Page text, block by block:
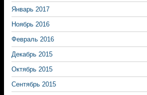
Январь 2017
Ноябрь 2016
Февраль 2016
Декабрь 2015
Октябрь 2015
Сентябрь 2015